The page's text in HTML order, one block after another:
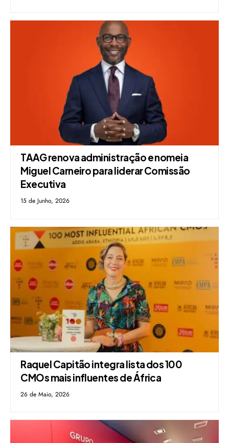
TAAG renova administração e nomeia
Miguel Carneiro para liderar Comissão
Executiva
15 de Junho, 2026
Raquel Capitão integra lista dos 100
CMOs mais influentes de África
26 de Maio, 2026